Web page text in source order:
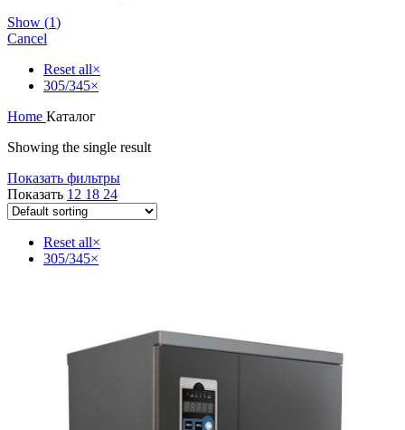
Show (1)
Cancel
Reset all×
305/345×
Home Каталог
Showing the single result
Показать фильтры
Показать 12 18 24
Reset all×
305/345×